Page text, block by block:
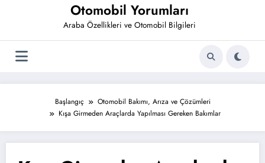
Otomobil Yorumları
Araba Özellikleri ve Otomobil Bilgileri
Başlangıç
Otomobil Bakımı, Arıza ve Çözümleri
Kışa Girmeden Araçlarda Yapılması Gereken Bakımlar